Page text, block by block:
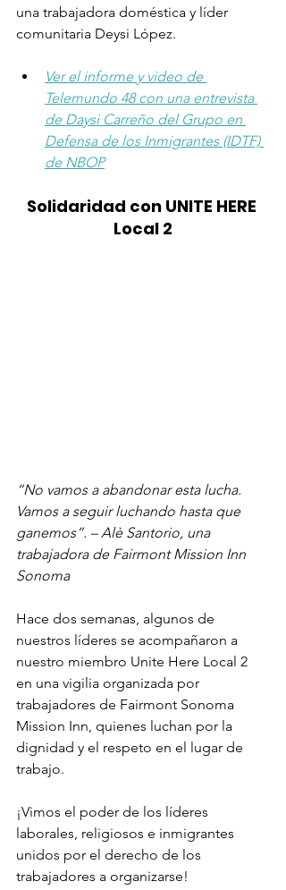
una trabajadora doméstica y líder
comunitaria Deysi López.
Ver el informe y video de
Telemundo 48 con una entrevista
de Daysi Carreño del Grupo en
Defensa de los Inmigrantes (IDTF)
de NBOP
Solidaridad con UNITE HERE
Local 2
“No vamos a abandonar esta lucha.
Vamos a seguir luchando hasta que
ganemos”. – Alè Santorio, una
trabajadora de Fairmont Mission Inn
Sonoma
Hace dos semanas, algunos de
nuestros líderes se acompañaron a
nuestro miembro Unite Here Local 2
en una vigilia organizada por
trabajadores de Fairmont Sonoma
Mission Inn, quienes luchan por la
dignidad y el respeto en el lugar de
trabajo.
¡Vimos el poder de los líderes
laborales, religiosos e inmigrantes
unidos por el derecho de los
trabajadores a organizarse!